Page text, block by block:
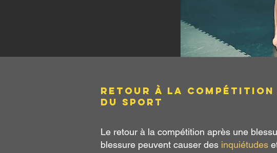
Retour à la compétition
du sport
Le retour à la compétition après une
blessure peuvent causer des inquiétudes